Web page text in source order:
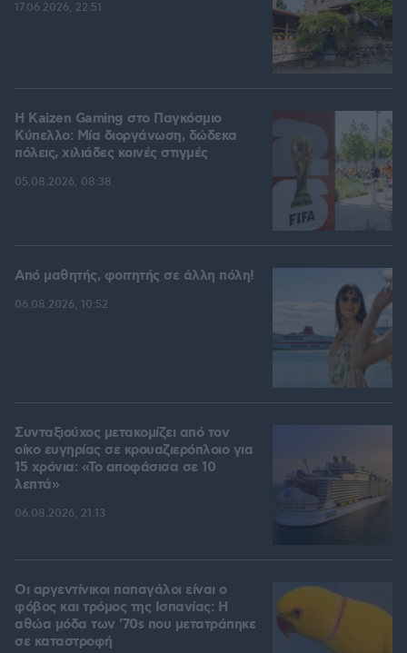
17.06.2026, 22:51
H Kaizen Gaming στο Παγκόσμιο
Kύπελλο: Μία διοργάνωση, δώδεκα
πόλεις, χιλιάδες κοινές στιγμές
05.08.2026, 08:38
Από μαθητής, φοιτητής σε άλλη πόλη!
06.08.2026, 10:52
Συνταξιούχος μετακομίζει από τον
οίκο ευγηρίας σε κρουαζιερόπλοιο για
15 χρόνια: «Το αποφάσισα σε 10
λεπτά»
06.08.2026, 21:13
Οι αργεντίνικοι παπαγάλοι είναι ο
φόβος και τρόμος της Ισπανίας: Η
αθώα μόδα των '70s που μετατράπηκε
σε καταστροφή